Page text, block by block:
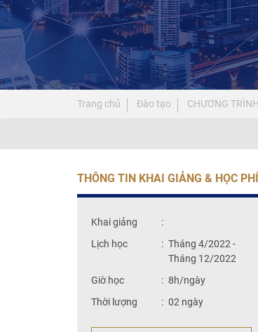
Trang chủ Đào tạo CHƯƠNG
THÔNG TIN KHAI GIẢNG & HỌC PHÍ
Khai giảng
:
Lịch học
: Tháng 4/2022 -
Tháng 12/2022
Giờ học
: 8h/ngày
Thời lượng
: 02 ngày